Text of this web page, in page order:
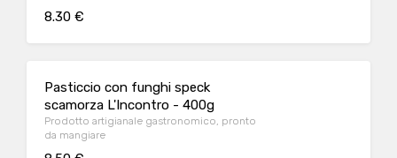
8.30 €
Pasticcio con funghi speck
scamorza L'Incontro - 400g
Prodotto artigianale gastronomico, pronto
da mangiare